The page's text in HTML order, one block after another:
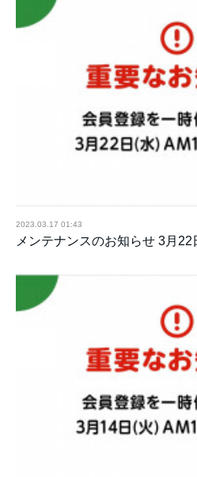
2023.03.17 01:43
メンテナンスのお知らせ 3月